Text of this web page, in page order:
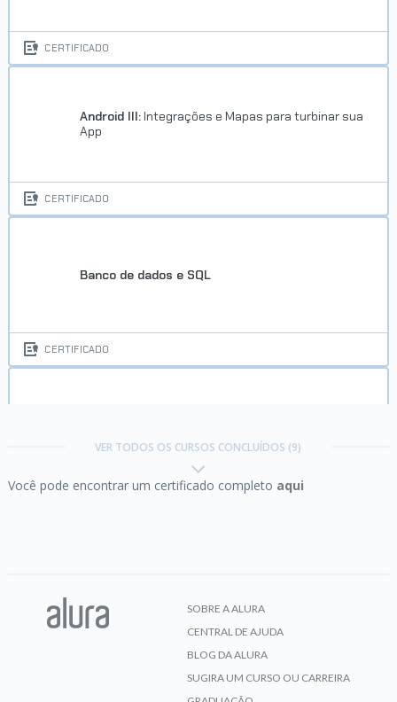
CERTIFICADO
Android III: Integrações e Mapas para turbinar sua
App
CERTIFICADO
Banco de dados e SQL
CERTIFICADO
VER TODOS OS CURSOS CONCLUÍDOS (9)
Você pode encontrar um certificado completo aqui
SOBRE A ALURA
CENTRAL DE AJUDA
BLOG DA ALURA
SUGIRA UM CURSO OU CARREIRA